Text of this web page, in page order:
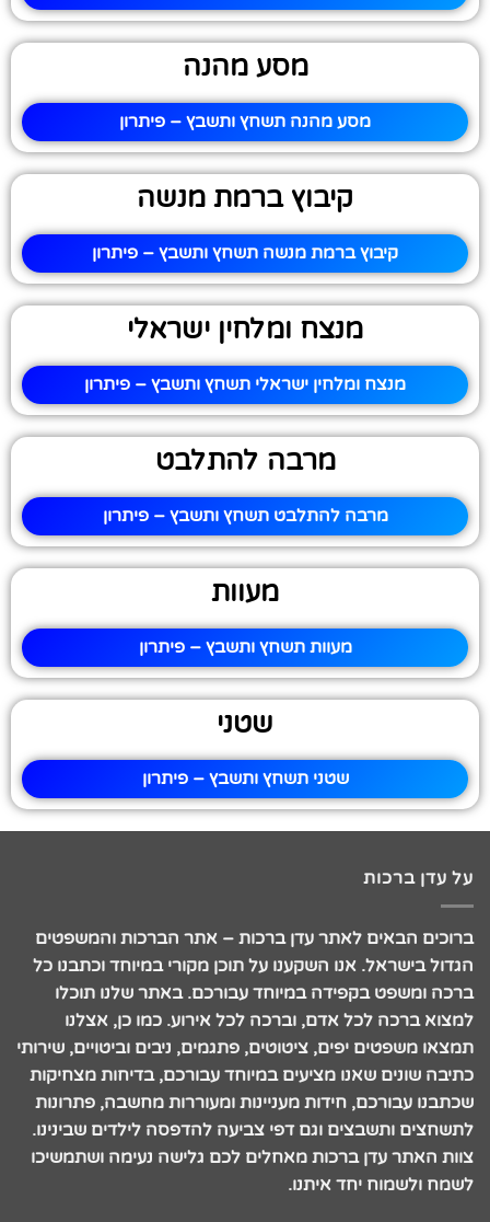
מסע מהנה
מסע מהנה תשחץ ותשבץ – פיתרון
קיבוץ ברמת מנשה
קיבוץ ברמת מנשה תשחץ ותשבץ – פיתרון
מנצח ומלחין ישראלי
מנצח ומלחין ישראלי תשחץ ותשבץ – פיתרון
מרבה להתלבט
מרבה להתלבט תשחץ ותשבץ – פיתרון
מעוות
מעוות תשחץ ותשבץ – פיתרון
שטני
שטני תשחץ ותשבץ – פיתרון
על עדן ברכות
ברוכים הבאים לאתר עדן ברכות – אתר הברכות והמשפטים
הגדול בישראל. אנו השקענו על תוכן מקורי במיוחד וכתבנו כל
ברכה ומשפט בקפידה במיוחד עבורכם. באתר שלנו תוכלו
למצוא ברכה לכל אדם, וברכה לכל אירוע. כמו כן, אצלנו
תמצאו משפטים יפים, ציטוטים, פתגמים, ניבים וביטויים, שירותי
כתיבה שונים שאנו מציעים במיוחד עבורכם, בדיחות מצחיקות
שכתבנו עבורכם, חידות מעניינות ומעוררות מחשבה, פתרונות
לתשחצים ותשבצים וגם דפי צביעה להדפסה לילדים שבינינו.
צוות האתר עדן ברכות מאחלים לכם גלישה נעימה ושתמשיכו
לשמח ולשמוח יחד איתנו.